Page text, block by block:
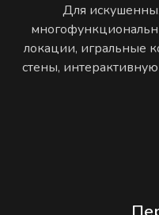
Для
локации, игральные
стены,